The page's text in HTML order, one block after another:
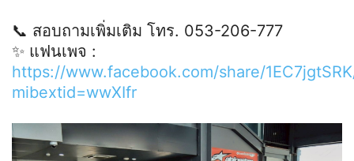
📞 สอบถามเพิ่มเติม โทร. 053-206-777
✨ แฟนเพจ :
https://www.facebook.com/share/
mibextid=wwXIfr